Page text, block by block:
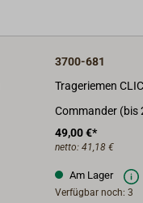
3700-681
Trageriemen
Commander (bis
49,00 €*
netto: 41,18 €
Am Lager
Verfügbar noch: 3